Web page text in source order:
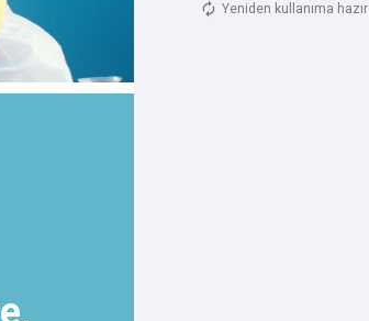
Yeniden kullanıma hazır